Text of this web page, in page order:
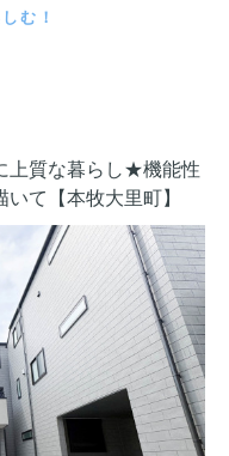
む！
上質な暮らし★機能性
て【本牧大里町】